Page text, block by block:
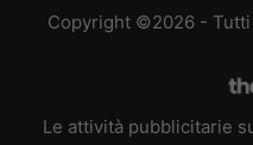
Copyright ©2026 -
Le attività pubblicitarie